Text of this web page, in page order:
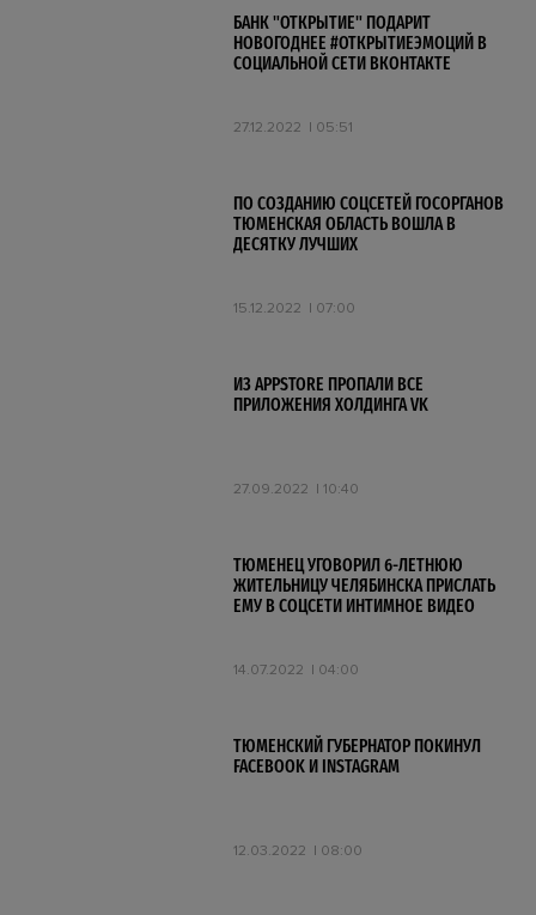
БАНК "ОТКРЫТИЕ" ПОДАРИТ
НОВОГОДНЕЕ #ОТКРЫТИЕЭМОЦИЙ В
СОЦИАЛЬНОЙ СЕТИ ВКОНТАКТЕ
27.12.2022 05:51
ПО СОЗДАНИЮ СОЦСЕТЕЙ ГОСОРГАНОВ
ТЮМЕНСКАЯ ОБЛАСТЬ ВОШЛА В
ДЕСЯТКУ ЛУЧШИХ
15.12.2022 07:00
ИЗ APPSTORE ПРОПАЛИ ВСЕ
ПРИЛОЖЕНИЯ ХОЛДИНГА VK
27.09.2022 10:40
ТЮМЕНЕЦ УГОВОРИЛ 6-ЛЕТНЮЮ
ЖИТЕЛЬНИЦУ ЧЕЛЯБИНСКА ПРИСЛАТЬ
ЕМУ В СОЦСЕТИ ИНТИМНОЕ ВИДЕО
14.07.2022 04:00
ТЮМЕНСКИЙ ГУБЕРНАТОР ПОКИНУЛ
FACEBOOK И INSTAGRAM
12.03.2022 08:00